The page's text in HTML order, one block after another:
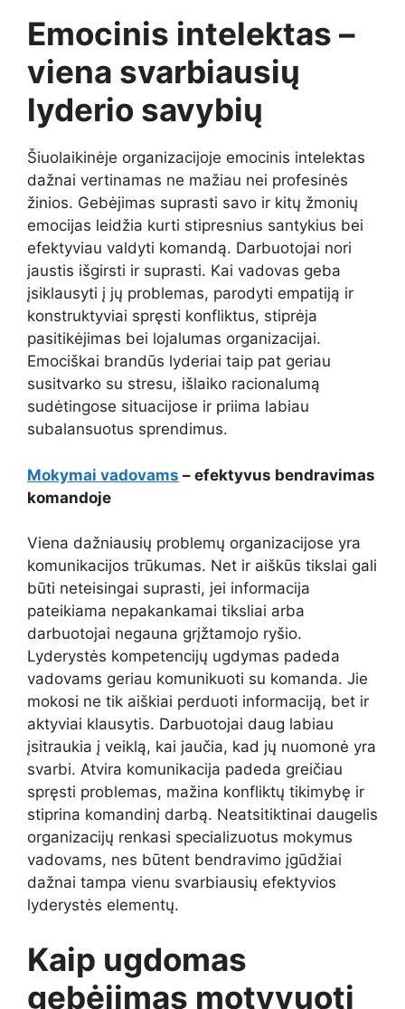
Emocinis intelektas –
viena svarbiausių
lyderio savybių
Šiuolaikinėje organizacijoje emocinis intelektas
dažnai vertinamas ne mažiau nei profesinės
žinios. Gebėjimas suprasti savo ir kitų žmonių
emocijas leidžia kurti stipresnius santykius bei
efektyviau valdyti komandą. Darbuotojai nori
jaustis išgirsti ir suprasti. Kai vadovas geba
įsiklausyti į jų problemas, parodyti empatiją ir
konstruktyviai spręsti konfliktus, stiprėja
pasitikėjimas bei lojalumas organizacijai.
Emociškai brandūs lyderiai taip pat geriau
susitvarko su stresu, išlaiko racionalumą
sudėtingose situacijose ir priima labiau
subalansuotus sprendimus.
Mokymai vadovams – efektyvus bendravimas
komandoje
Viena dažniausių problemų organizacijose yra
komunikacijos trūkumas. Net ir aiškūs tikslai gali
būti neteisingai suprasti, jei informacija
pateikiama nepakankamai tiksliai arba
darbuotojai negauna grįžtamojo ryšio.
Lyderystės kompetencijų ugdymas padeda
vadovams geriau komunikuoti su komanda. Jie
mokosi ne tik aiškiai perduoti informaciją, bet ir
aktyviai klausytis. Darbuotojai daug labiau
įsitraukia į veiklą, kai jaučia, kad jų nuomonė yra
svarbi. Atvira komunikacija padeda greičiau
spręsti problemas, mažina konfliktų tikimybę ir
stiprina komandinį darbą. Neatsitiktinai daugelis
organizacijų renkasi specializuotus mokymus
vadovams, nes būtent bendravimo įgūdžiai
dažnai tampa vienu svarbiausių efektyvios
lyderystės elementų.
Kaip ugdomas
gebėjimas motyvuoti